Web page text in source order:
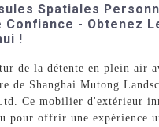
Spatiales
Confiance - Obtenez
!
de la détente en plein air
de Shanghai Mutong
Ce mobilier d'extérieur
pour offrir une expérience